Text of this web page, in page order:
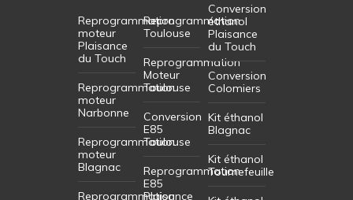
Reprogrammation
moteur
Plaisance
du Touch
Reprogrammation
moteur
Narbonne
Reprogrammation
moteur
Blagnac
Reprogrammation
Reprogrammation
Toulouse
Reprogrammation
Moteur
Toulouse
Conversion
E85
Toulouse
Reprogrammation
E85
Plaisance
Conversion
éthanol
Plaisance
du Touch
Conversion
Colomiers
Kit éthanol
Blagnac
Kit éthanol
Tournefeuille